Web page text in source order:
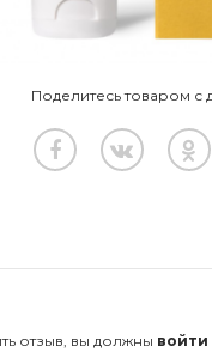
Поделитесь товаром с
отзыв, вы должны войти